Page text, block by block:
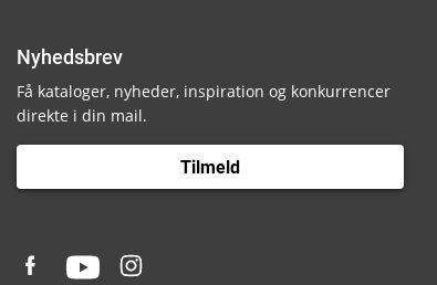
Nyhedsbrev
Få kataloger, nyheder, inspiration og konkurrencer
direkte i din mail.
Tilmeld